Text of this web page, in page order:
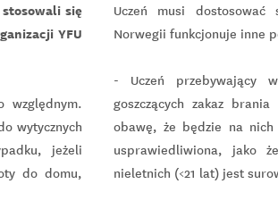
się
YFU
względnym.
wytycznych
jeżeli
do domu,
Uczeń musi
Norwegii funkcjonuje inne
- Uczeń przebywający
goszczących zakaz
obawę, że będzie na nich
usprawiedliwiona, jako
nieletnich (<21 lat) jest